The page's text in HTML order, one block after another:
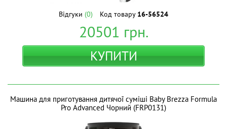
Відгуки (0) Код товару 16-56524
20501 грн.
КУПИТИ
Машина для приготування дитячої суміші Baby Brezza Formula
Pro Advanced Чорний (FRP0131)